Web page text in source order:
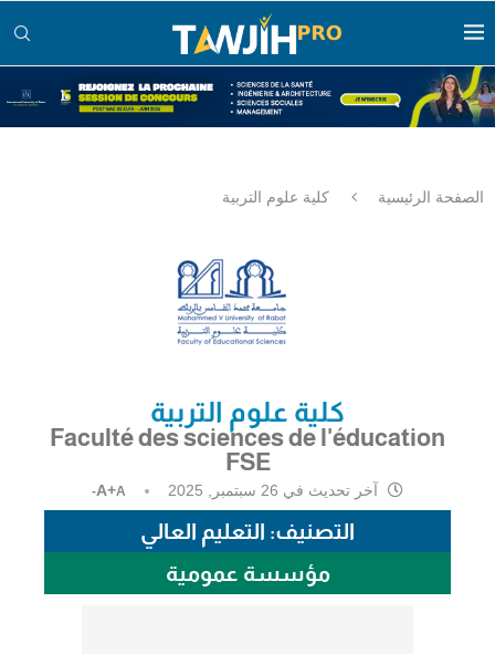
الصفحة الرئيسية كلية علوم التربية
كلية علوم التربية
Faculté des sciences de l'éducation
FSE
آخر تحديث في A+A-
التصنيف: التعليم العالي
مؤسسة عمومية